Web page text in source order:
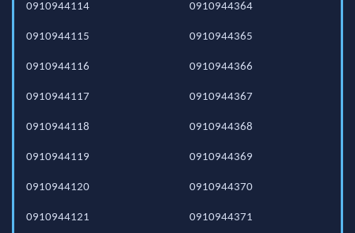
0910944114
0910944115
0910944116
0910944117
0910944118
0910944119
0910944120
0910944121
0910944364
0910944365
0910944366
0910944367
0910944368
0910944369
0910944370
0910944371